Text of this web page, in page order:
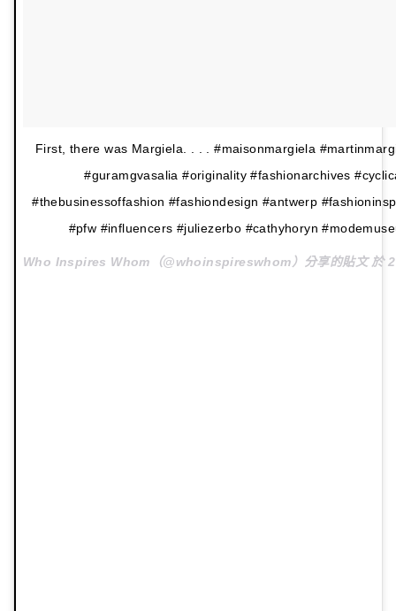
First, there was Margiela. . . . #maisonmargiela
#guramgvasalia #originality #fashionarchives
#thebusinessoffashion #fashiondesign #antwerp
#pfw #influencers #juliezerbo #cathyhoryn
Who Inspires Whom（@whoinspireswhom）分享的貼文 於